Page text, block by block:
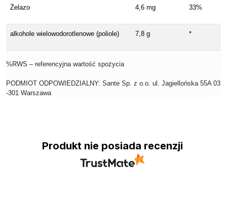
Żelazo 4,6 mg 33%
alkohole wielowodorotlenowe (poliole) 7,8 g *
%RWS – referencyjna wartość spożycia
PODMIOT ODPOWIEDZIALNY: Sante Sp. z o.o. ul. Jagiellońska 55A 03
-301 Warszawa
Produkt nie posiada recenzji